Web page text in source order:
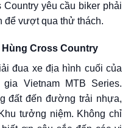
yêu cầu biker phải
để vượt qua thử thách.
Cross Country
đua xe địa hình cuối của
Vietnam MTB Series.
đất đến đường trải nhựa,
tưởng niệm. Không chỉ